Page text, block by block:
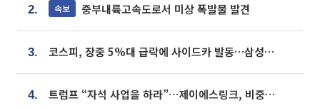
2. 속보 중부내륙고속도로서 미상 폭발물 발견
3. 코스피, 장중 5%대 급락에 사이드카 발동…삼성·SK 동반 폭락
4. 트럼프 “자석 사업을 하라”…제이에스링크, 비중국 영구자석 공급망 구축 속도